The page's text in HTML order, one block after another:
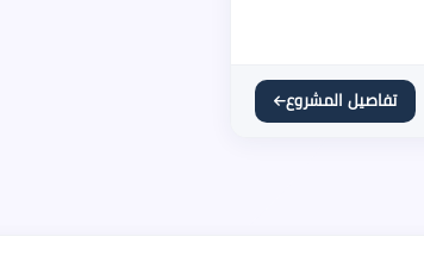
تفاصيل المشروع